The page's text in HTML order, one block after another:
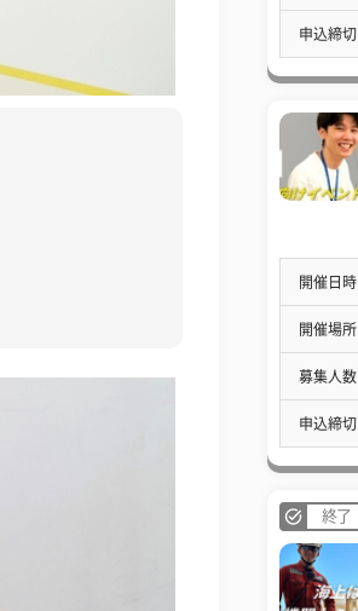
申込締切
開催日時
開催場所
募集人数
申込締切
終了